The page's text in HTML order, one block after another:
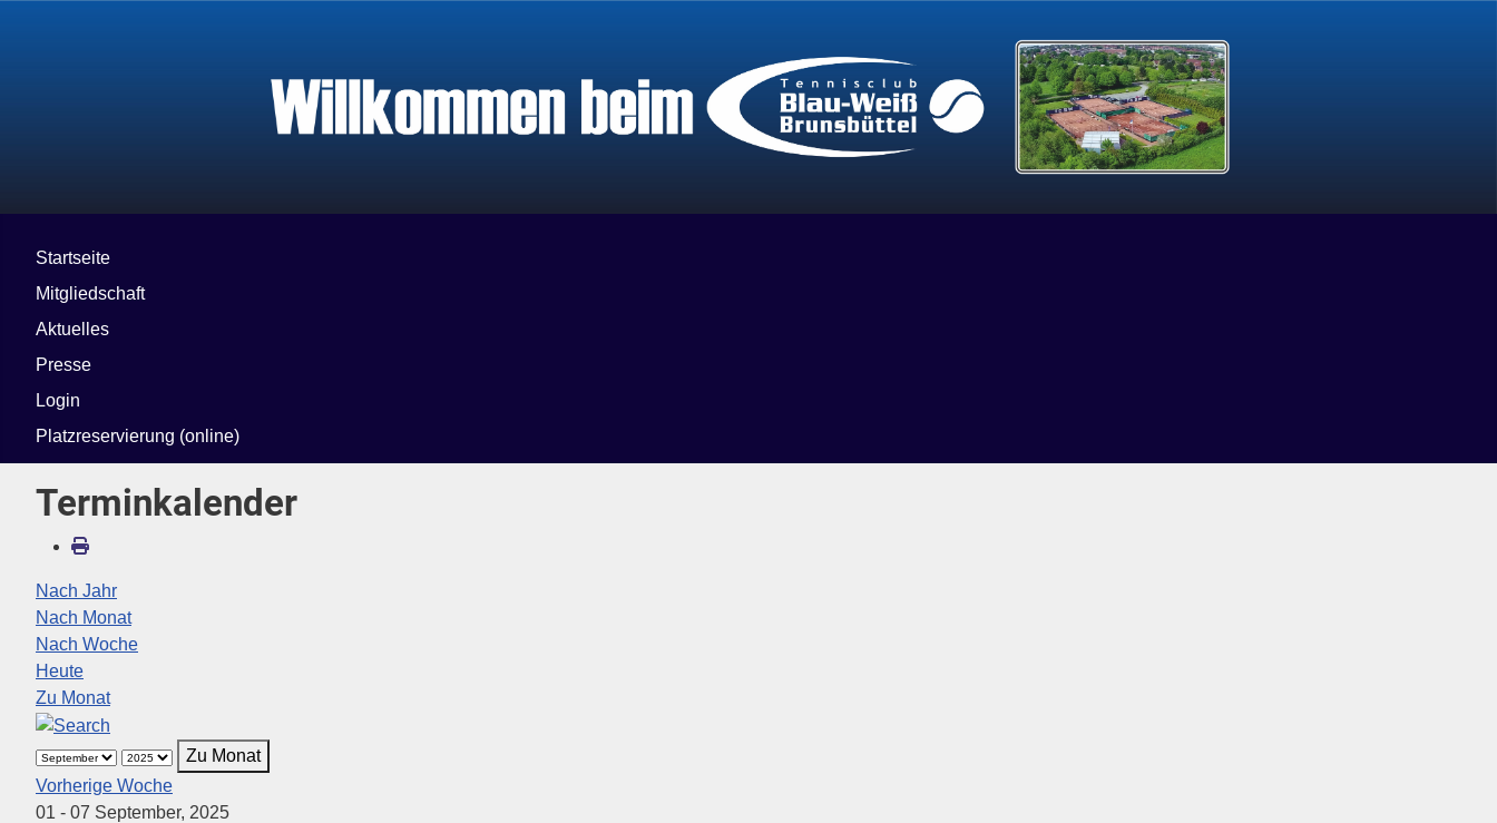
Startseite
Mitgliedschaft
Aktuelles
Presse
Login
Platzreservierung (online)
Terminkalender
Nach Jahr
Nach Monat
Nach Woche
Heute
Zu Monat
Zu Monat
Vorherige Woche
01 - 07 September, 2025